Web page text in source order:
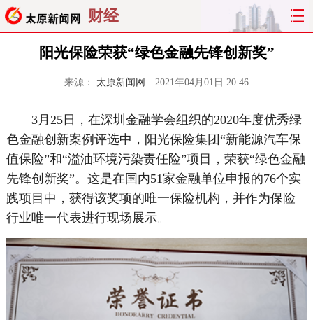
财经
阳光保险荣获“绿色金融先锋创新奖”
来源： 太原新闻网 2021年04月01日 20:46
3月25日，在深圳金融学会组织的2020年度优秀绿
色金融创新案例评选中，阳光保险集团“新能源汽车保
值保险”和“溢油环境污染责任险”项目，荣获“绿色金融
先锋创新奖”。这是在国内51家金融单位申报的76个实
践项目中，获得该奖项的唯一保险机构，并作为保险
行业唯一代表进行现场展示。